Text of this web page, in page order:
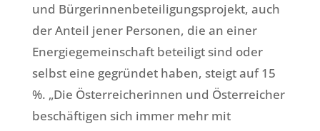
und Bürgerinnenbeteiligungsprojekt, auch
der Anteil jener Personen, die an einer
Energiegemeinschaft beteiligt sind oder
selbst eine gegründet haben, steigt auf 15
%. „Die Österreicherinnen und Österreicher
beschäftigen sich immer mehr mit